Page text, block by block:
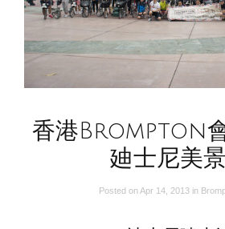
香港Brompton
廸士尼美
Posted onApr 14, 2013 in